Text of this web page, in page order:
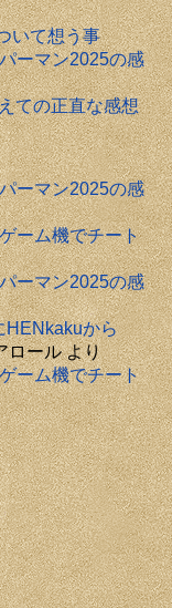
いて想う事
ーマン2025の感
ての正直な感想
ーマン2025の感
ーム機でチート
ーマン2025の感
HENkakuから
ロールより
ーム機でチート